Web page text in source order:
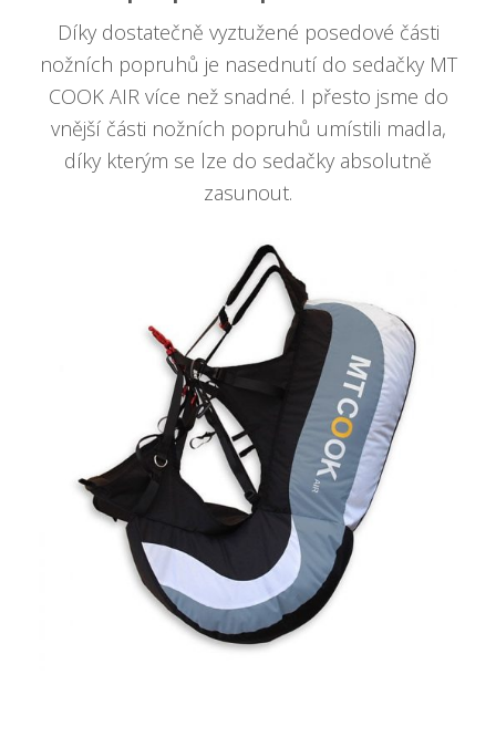
Díky dostatečně vyztužené posedové části
nožních popruhů je nasednutí do sedačky MT
COOK AIR více než snadné. I přesto jsme do
vnější části nožních popruhů umístili madla,
díky kterým se lze do sedačky absolutně
zasunout.